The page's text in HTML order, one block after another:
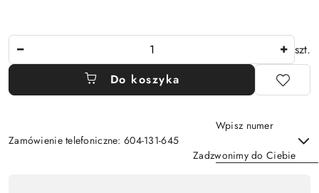
szt.
Do koszyka
Zamówienie telefoniczne: 604-131-645
Wpisz numer
Zadzwonimy do Ciebie